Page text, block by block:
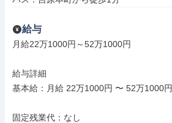
給与
月給22万1000円～52万1000円
給与詳細
基本給：月給 22万1000円 〜 52万1000円
固定残業代：なし